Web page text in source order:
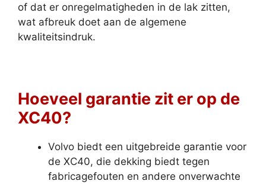
of dat er onregelmatigheden in de lak zitten,
wat afbreuk doet aan de algemene
kwaliteitsindruk.
Hoeveel garantie zit er op de
XC40?
Volvo biedt een uitgebreide garantie voor
de XC40, die dekking biedt tegen
fabricagefouten en andere onverwachte